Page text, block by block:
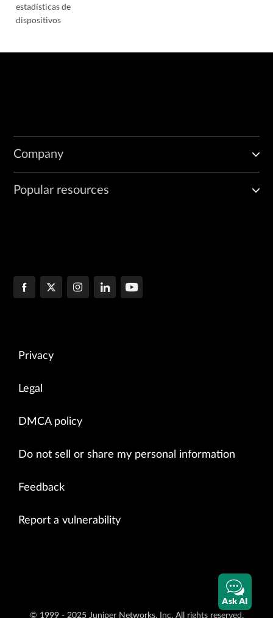
estadísticas de
dispositivos
Company
Popular resources
Privacy
Legal
DMCA policy
Do not sell or share my personal information
Feedback
Report a vulnerability
© 1999 - 2025 Juniper Networks, Inc. All rights reserved.
Ask AI